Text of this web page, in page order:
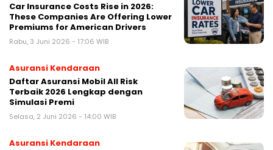
Car Insurance Costs Rise in 2026:
These Companies Are Offering Lower
Premiums for American Drivers
Rabu, 3 Juni 2026 - 17:06 WIB
Asuransi Kendaraan
Daftar Asuransi Mobil All Risk
Terbaik 2026 Lengkap dengan
Simulasi Premi
Selasa, 2 Juni 2026 - 14:00 WIB
Asuransi Kendaraan